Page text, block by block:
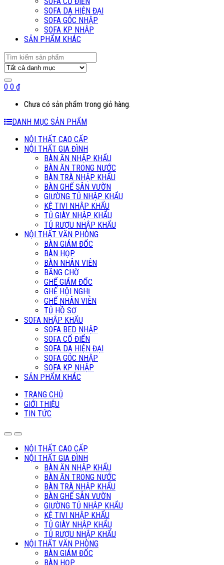
SOFA DA HIỆN ĐẠI
SOFA GÓC NHẬP
SOFA KP NHẬP
SẢN PHẨM KHÁC
Search
for:
0 0 ₫
Chưa có sản phẩm trong giỏ hàng.
DANH MỤC SẢN PHẨM
NỘI THẤT CAO CẤP
NỘI THẤT GIA ĐÌNH
BÀN ĂN NHẬP KHẨU
BÀN ĂN TRONG NƯỚC
BÀN TRÀ NHẬP KHẨU
BÀN GHẾ SÂN VƯỜN
GIƯỜNG TỦ NHẬP KHẨU
KỆ TIVI NHẬP KHẨU
TỦ GIÀY NHẬP KHẨU
TỦ RƯỢU NHẬP KHẨU
NỘI THẤT VĂN PHÒNG
BÀN GIÁM ĐỐC
BÀN HỌP
BÀN NHÂN VIÊN
BĂNG CHỜ
GHẾ GIÁM ĐỐC
GHẾ HỘI NGHỊ
GHẾ NHÂN VIÊN
TỦ HỒ SƠ
SOFA NHẬP KHẨU
SOFA BED NHẬP
SOFA CỔ ĐIỂN
SOFA DA HIỆN ĐẠI
SOFA GÓC NHẬP
SOFA KP NHẬP
SẢN PHẨM KHÁC
TRANG CHỦ
GIỚI THIỆU
TIN TỨC
NỘI THẤT CAO CẤP
NỘI THẤT GIA ĐÌNH
BÀN ĂN NHẬP KHẨU
BÀN ĂN TRONG NƯỚC
BÀN TRÀ NHẬP KHẨU
BÀN GHẾ SÂN VƯỜN
GIƯỜNG TỦ NHẬP KHẨU
KỆ TIVI NHẬP KHẨU
TỦ GIÀY NHẬP KHẨU
TỦ RƯỢU NHẬP KHẨU
NỘI THẤT VĂN PHÒNG
BÀN GIÁM ĐỐC
BÀN HỌP